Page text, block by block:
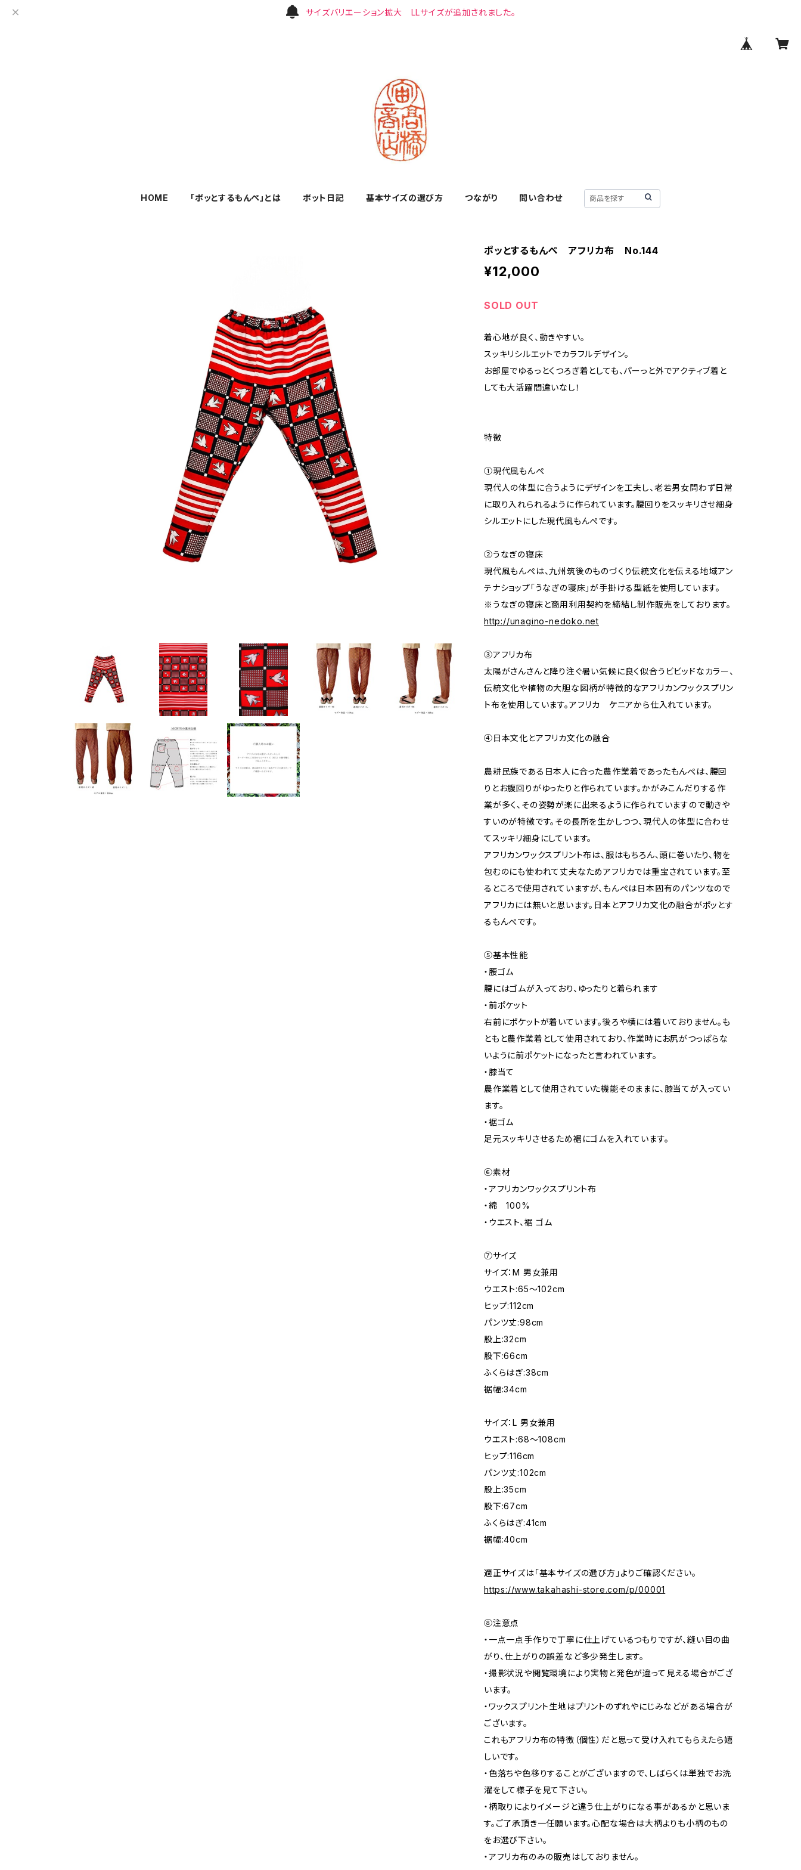
サイズバリエーション拡大 LLサイズが追加されました。
HOME 「ポッとするもんぺ」とは ポット日記 基本サイズの選び方 つながり 問い合わせ
ポッとするもんぺ アフリカ布 No.144
¥12,000
SOLD OUT
着心地が良く、動きやすい。
スッキリシルエットでカラフルデザイン。
お部屋でゆるっとくつろぎ着としても、パーっと外でアクティブ着と
しても大活躍間違いなし！
特徴
①現代風もんぺ
現代人の体型に合うようにデザインを工夫し、老若男女問わず日常
に取り入れられるように作られています。腰回りをスッキリさせ細身
シルエットにした現代風もんぺです。
②うなぎの寝床
現代風もんぺは、九州筑後のものづくり伝統文化を伝える地域アン
テナショップ「うなぎの寝床」が手掛ける型紙を使用しています。
※うなぎの寝床と商用利用契約を締結し制作販売をしております。
http://unagino-nedoko.net
③アフリカ布
太陽がさんさんと降り注ぐ暑い気候に良く似合うビビッドなカラー、
伝統文化や植物の大胆な図柄が特徴的なアフリカンワックスプリン
ト布を使用しています。アフリカ ケニアから仕入れています。
④日本文化とアフリカ文化の融合
農耕民族である日本人に合った農作業着であったもんぺは、腰回
りとお腹回りがゆったりと作られています。かがみこんだりする作
業が多く、その姿勢が楽に出来るように作られていますので動きや
すいのが特徴です。その長所を生かしつつ、現代人の体型に合わせ
てスッキリ細身にしています。
アフリカンワックスプリント布は、服はもちろん、頭に巻いたり、物を
包むのにも使われて丈夫なためアフリカでは重宝されています。至
るところで使用されていますが、もんぺは日本固有のパンツなので
アフリカには無いと思います。日本とアフリカ文化の融合がポッとす
るもんぺです。
⑤基本性能
・腰ゴム
腰にはゴムが入っており、ゆったりと着られます
・前ポケット
右前にポケットが着いています。後ろや横には着いておりません。も
ともと農作業着として使用されており、作業時にお尻がつっぱらな
いように前ポケットになったと言われています。
・膝当て
農作業着として使用されていた機能そのままに、膝当てが入ってい
ます。
・裾ゴム
足元スッキリさせるため裾にゴムを入れています。
⑥素材
・アフリカンワックスプリント布
・綿 100%
・ウエスト、裾 ゴム
⑦サイズ
サイズ：M 男女兼用
ウエスト:65～102cm
ヒップ:112cm
パンツ丈:98cm
股上:32cm
股下:66cm
ふくらはぎ:38cm
裾幅:34cm
サイズ：L 男女兼用
ウエスト:68〜108cm
ヒップ:116cm
パンツ丈:102cm
股上:35cm
股下:67cm
ふくらはぎ:41cm
裾幅:40cm
適正サイズは「基本サイズの選び方」よりご確認ください。
https://www.takahashi-store.com/p/00001
⑧注意点
・一点一点手作りで丁寧に仕上げているつもりですが、縫い目の曲
がり、仕上がりの誤差など多少発生します。
・撮影状況や閲覧環境により実物と発色が違って見える場合がござ
います。
・ワックスプリント生地はプリントのずれやにじみなどがある場合が
ございます。
これもアフリカ布の特徴（個性）だと思って受け入れてもらえたら嬉
しいです。
・色落ちや色移りすることがございますので、しばらくは単独でお洗
濯をして様子を見て下さい。
・柄取りによりイメージと違う仕上がりになる事があるかと思いま
す。ご了承頂き一任願います。心配な場合は大柄よりも小柄のもの
をお選び下さい。
・アフリカ布のみの販売はしておりません。